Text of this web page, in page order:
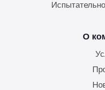
О